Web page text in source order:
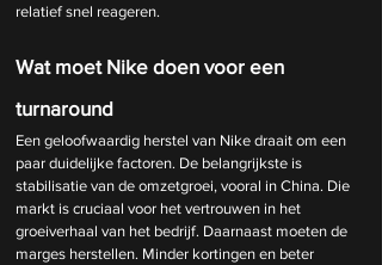
relatief snel reageren.
Wat moet Nike doen voor een
turnaround
Een geloofwaardig herstel van Nike draait om een
paar duidelijke factoren. De belangrijkste is
stabilisatie van de omzetgroei, vooral in China. Die
markt is cruciaal voor het vertrouwen in het
groeiverhaal van het bedrijf. Daarnaast moeten de
marges herstellen. Minder kortingen en beter